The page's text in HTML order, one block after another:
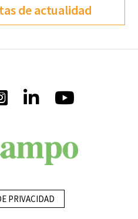
de actualidad
PRIVACIDAD